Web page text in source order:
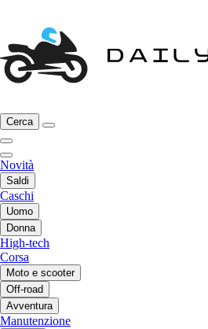
Cerca
Novità
Saldi
Caschi
Uomo
Donna
High-tech
Corsa
Moto e scooter
Off-road
Avventura
Manutenzione